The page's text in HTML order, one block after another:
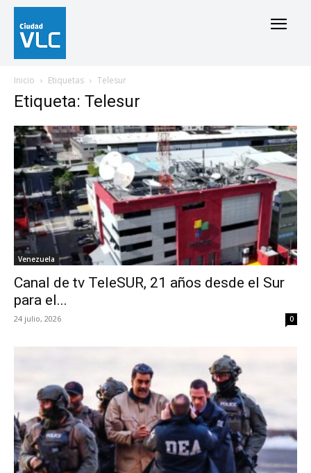
Inicio Etiquetas Telesur
Etiqueta: Telesur
Venezuela
Canal de tv TeleSUR, 21 años desde el Sur
para el...
24 julio, 2026 0